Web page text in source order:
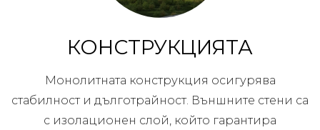
КОНСТРУКЦИЯТА
Монолитната конструкция осигурява
стабилност и дълготрайност. Външните стени са
с изолационен слой, който гарантира